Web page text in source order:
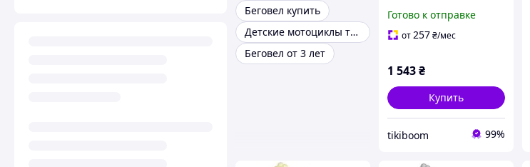
Беговел купить
Детские мотоциклы толокар
Беговел от 3 лет
фарой и музыкой от
фирмы Bambi, розовый
Готово к отправке
от257₴/мес
1 543₴
Купить
tikiboom 99%